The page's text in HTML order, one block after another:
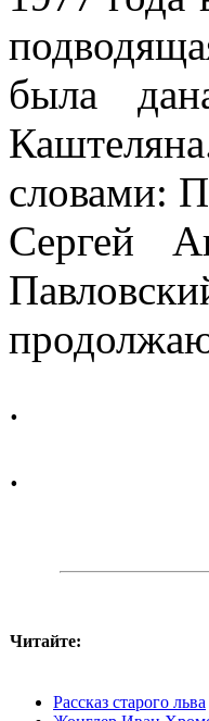
была
словами:
Сергей
.
.
Читайте:
Рассказ старого льва